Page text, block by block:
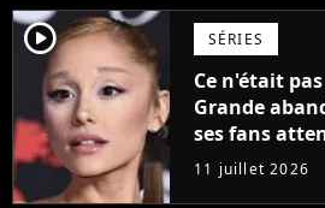
player2 SÉRIES
Ce n'était
Grande
ses fans
11 juillet 2026